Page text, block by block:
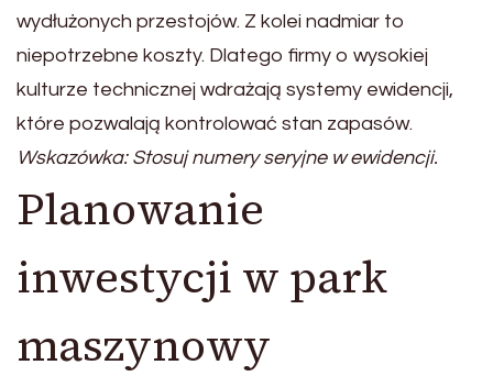
wydłużonych przestojów. Z kolei nadmiar to
niepotrzebne koszty. Dlatego firmy o wysokiej
kulturze technicznej wdrażają systemy ewidencji,
które pozwalają kontrolować stan zapasów.
Wskazówka: Stosuj numery seryjne w ewidencji.
Planowanie
inwestycji w park
maszynowy